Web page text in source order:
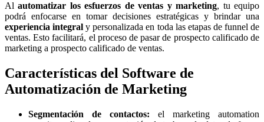
Alautomatizar los esfuerzos de ventas y marketing, tu equipo
podrá enfocarse en tomar decisiones estratégicas y brindar una
experiencia integral y personalizada en toda las etapas de funnel de
ventas. Esto facilitará, el proceso de pasar de prospecto calificado de
marketing a prospecto calificado de ventas.
Características del Software de
Automatización de Marketing
Segmentación de contactos: el marketing automation